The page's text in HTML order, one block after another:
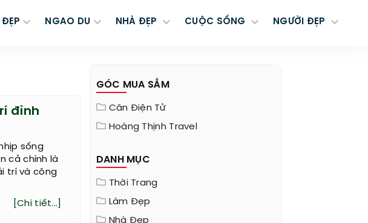
ĐẸP NGAO DU NHÀ ĐẸP CUỘC SỐNG NGƯỜI ĐẸP
đỉnh
sống
cả chính là
trí và công
[Chi tiết...]
GÓC MUA SẮM
Cân Điện Tử
Hoàng Thịnh Travel
DANH MỤC
Thời Trang
Làm Đẹp
Nhà Đẹp